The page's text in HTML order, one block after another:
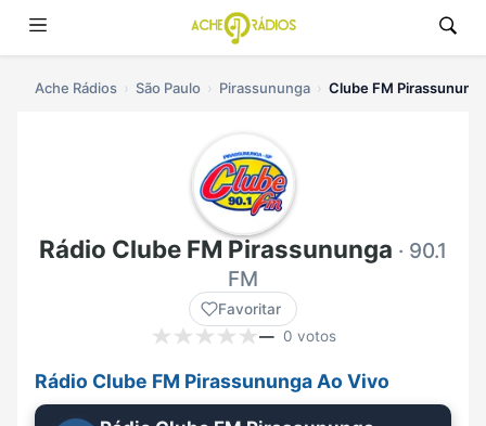
Ache Rádios São Paulo Pirassununga Clube FM
Rádio Clube FM Pirassununga · 90.1
FM
Favoritar
— 0 votos
Rádio Clube FM Pirassununga Ao Vivo